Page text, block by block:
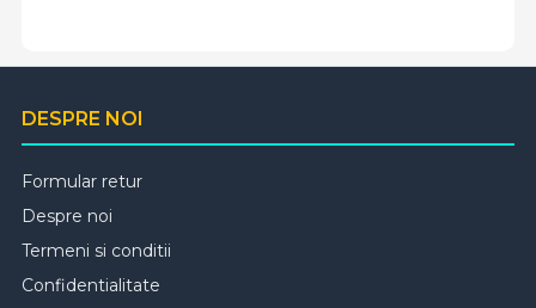
DESPRE NOI
Formular retur
Despre noi
Termeni si conditii
Confidentialitate